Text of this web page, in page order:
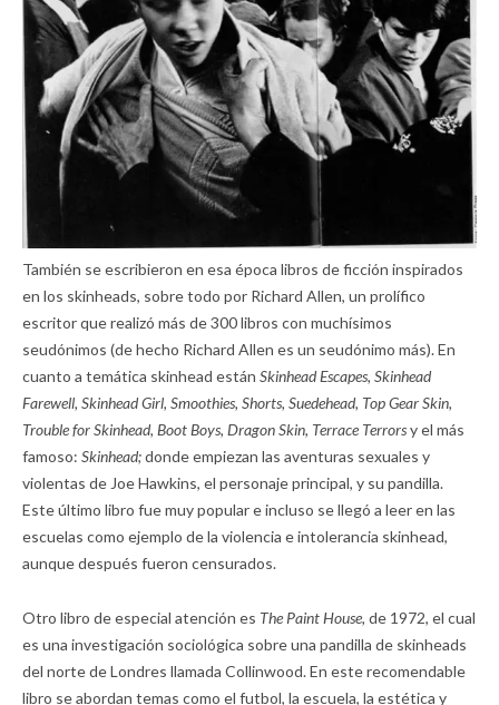
También se escribieron en esa época libros de ficción inspirados
en los skinheads, sobre todo por Richard Allen, un prolífico
escritor que realizó más de 300 libros con muchísimos
seudónimos (de hecho Richard Allen es un seudónimo más). En
cuanto a temática skinhead están Skinhead Escapes, Skinhead
Farewell, Skinhead Girl, Smoothies, Shorts, Suedehead, Top Gear Skin,
Trouble for Skinhead, Boot Boys, Dragon Skin, Terrace Terrorsy el más
famoso: Skinhead;donde empiezan las aventuras sexuales y
violentas de Joe Hawkins, el personaje principal, y su pandilla.
Este último libro fue muy popular e incluso se llegó a leer en las
escuelas como ejemplo de la violencia e intolerancia skinhead,
aunque después fueron censurados.
Otro libro de especial atención es The Paint House, de 1972, el cual
es una investigación sociológica sobre una pandilla de skinheads
del norte de Londres llamada Collinwood. En este recomendable
libro se abordan temas como el futbol, la escuela, la estética y